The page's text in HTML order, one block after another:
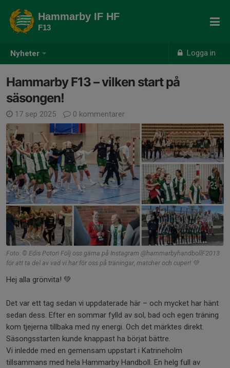
Nyheter Logga in
Hammarby IF HF
F13
Hammarby F13 – vilken start på
säsongen!
17 sep 2025 0 kommentarer
Foto: © Edis Potori Följ oss gärna på Instagram @hammarbyhandbollF2013
för att ta del av vad vi har för oss på träningar, matcher och cuper! 💚
Hej alla grönvita! 💚
Det var ett tag sedan vi uppdaterade här – och mycket har hänt
sedan dess. Efter en sommar fylld av sol, bad och egen träning
kom tjejerna tillbaka med ny energi. Och det märktes direkt.
Säsongsstarten kunde knappast ha börjat bättre.
Vi inledde med en gemensam uppstart i Katrineholm
tillsammans med hela Hammarby Handboll. En helg full av